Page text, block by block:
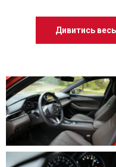
Дивитись